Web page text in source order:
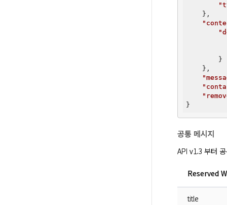
    },
        }
    },
공통 메시지
API v1.3 부터
Reserved
title